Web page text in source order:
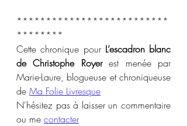
**************************
********
Cette chronique pour L’escadron blanc
de Christophe Royer est menée par
Marie-Laure, blogueuse et chroniqueuse
de Ma Folie Livresque
N'hésitez pas à laisser un commentaire
ou me contacter